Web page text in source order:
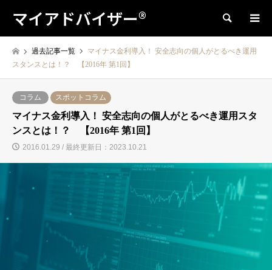
マイアドバイザー® 検索
過去記事一覧
マイナス金利導入！ 安全志向の個人がとるべき運用
スタンスとは！？ 【2016年 第1回】
コラム スポットコラム
マイナス金利導入！ 安全志向の個人がとるべき運用スタ
ンスとは！？ 【2016年 第1回】
2016.01.29 / 最終更新日：2023.10.21